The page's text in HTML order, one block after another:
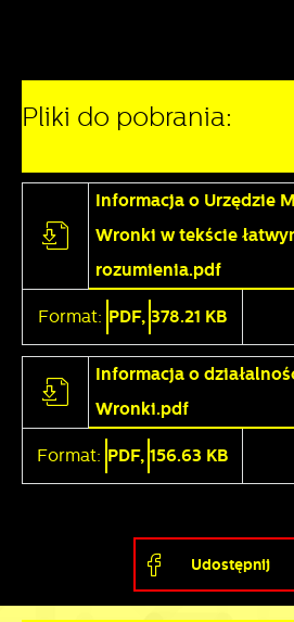
Pliki do pobrania:
Informacja o Urzędzie
Wronki w tekście
rozumienia.pdf
Format: PDF, 378.21 KB
Informacja o
Wronki.pdf
Format: PDF, 156.63 KB
Udostępnij